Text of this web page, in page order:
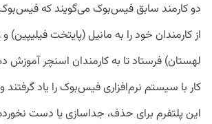
دو کارمند سابق فیس‌بوک می‌گویند که
از کارمندان خود را به مانیل (پایتخت فیلیپین)
لهستان) فرستاد تا به کارمندان اسنچر آموزش
کار با سیستم نرم‌افزاری فیس‌بوک را یاد گرفتند
این پلتفرم برای حذف، جداسازی یا دست